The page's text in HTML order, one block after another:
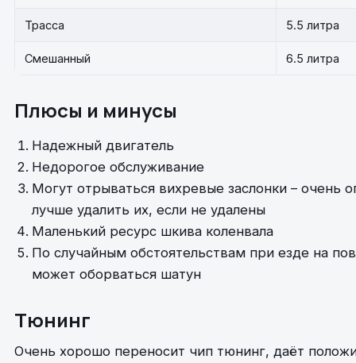
Трасса 5.5 литра
Смешанный 6.5 литра
Плюсы и минусы
Надежный двигатель
Недорогое обслуживание
Могут отрываться вихревые заслонки – очень
лучше удалить их, если не удалены
Маленький ресурс шкива коленвала
По случайным обстоятельствам при езде на
может оборваться шатун
Тюнинг
Очень хорошо переносит чип тюнинг, даёт